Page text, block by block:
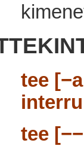
tee
tee